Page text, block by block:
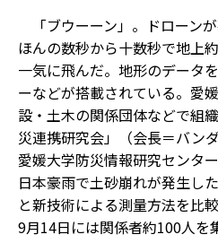
「ブウーーン」。ドローン
ほんの数秒から十数秒で地上
一気に飛んだ。地形のデータ
ーなどが搭載されている。愛
設・土木の関係団体などで組
災連携研究会」（会長＝バン
愛媛大学防災情報研究センタ
日本豪雨で土砂崩れが発生し
と新技術による測量方法を比
9月14日には関係者約100人を